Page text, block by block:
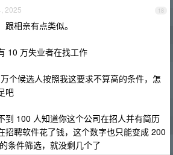
18
2025
相亲有点类似。
10 万失业者在找工作
个候选人按照我这要求不算高的条件，怎
吧
到 100 人知道你这个公司在招人并有简历
招聘软件花了钱，这个数字也只能变成 200
条件筛选，就没剩几个了